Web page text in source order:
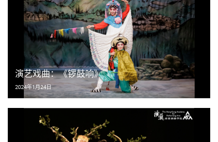
演艺戏曲：《锣鼓响》
2024年1月24日